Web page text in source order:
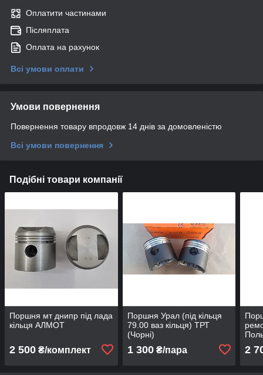
Оплатити частинами
Післяплата
Оплата на рахунок
Всі умови оплати
Умови повернення
Повернення товару впродовж 14 днів за домовленістю
Всі умови повернення
Подібні товари компанії
Поршня мт днипр під лада
кільця АЛМОТ
2 500 ₴/комплект
Поршня Урал (під кільця
79.00 ваз кільця) ТРТ
(Чорні)
1 300₴/пара 2